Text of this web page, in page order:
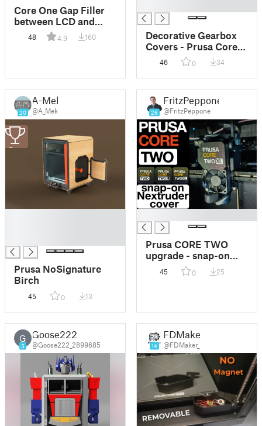
Core One Gap Filler
between LCD and
Frame / CoreOne
Spaltfüller zwischen
48 4.9 160
Decorative Gearbox
Covers - Prusa Core
One - Nextruder
46 0 34
20
A-Mek
@A_Mek
3
Prusa NoSignature
Birch
45 0 13
26
FritzPeppone
@FritzPeppone
Prusa CORE TWO
upgrade - snap-on
Nextruder cover
45 0 25
G
3
Goose222
@Goose222_2899685 14
FDMaker
@FDMaker_